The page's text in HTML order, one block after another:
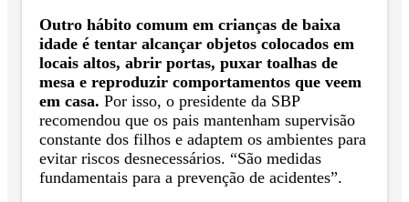
Outro hábito comum em crianças de baixa
idade é tentar alcançar objetos colocados em
locais altos, abrir portas, puxar toalhas de
mesa e reproduzir comportamentos que veem
em casa. Por isso, o presidente da SBP
recomendou que os pais mantenham supervisão
constante dos filhos e adaptem os ambientes para
evitar riscos desnecessários. “São medidas
fundamentais para a prevenção de acidentes”.